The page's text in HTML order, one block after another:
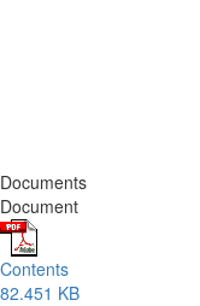
Documents
Document
Contents
82.451 KB